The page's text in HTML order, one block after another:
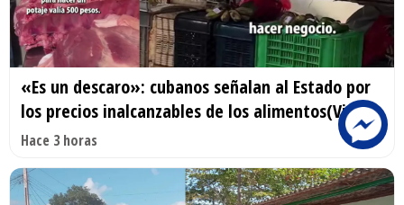
«Es un descaro»: cubanos señalan al Estado por
los precios inalcanzables de los alimentos(Video)
Hace 3 horas